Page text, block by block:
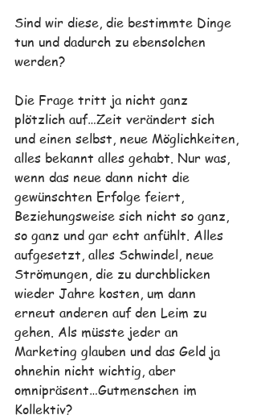
Sind wir diese, die bestimmte Dinge
tun und dadurch zu ebensolchen
werden?
Die Frage tritt ja nicht ganz
plötzlich auf…Zeit verändert sich
und einen selbst, neue Möglichkeiten,
alles bekannt alles gehabt. Nur was,
wenn das neue dann nicht die
gewünschten Erfolge feiert,
Beziehungsweise sich nicht so ganz,
so ganz und gar echt anfühlt. Alles
aufgesetzt, alles Schwindel, neue
Strömungen, die zu durchblicken
wieder Jahre kosten, um dann
erneut anderen auf den Leim zu
gehen. Als müsste jeder an
Marketing glauben und das Geld ja
ohnehin nicht wichtig, aber
omnipräsent…Gutmenschen im
Kollektiv?